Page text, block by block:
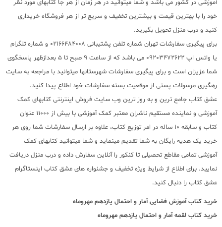
آموزشی در کشور می باشد و شما میتوانید در هر زمان از هر جا کتابهای مورد نظر
خود را با بهترین قیمت و بیشترین تخفیف و سریع تر از هر فروشگاه خریداری
کنید و درب منزل تحویل بگیرید.
برای پیگیری سفارشات تهران شماره تلفن پشتیبانی 02166484008 و شماره تلگرام
یا واتس اپ 09203472622 می باشد که از ساعت 9 صبح تا 5 بعدازظهر پاسخگوی
شما عزیزان است و برای پیگیری سفارشات شهرستانها میتوانید با مراجعه به سایت
رهگیری مرسولات پستی از موقعیت بسته سفارشات خود اطلاع پیدا کنید.
عشق کتاب جامع ترین و به روز ترین وب سایت فروش اینترنتی کتابهای کمک
آموزشی و نماینده مستقیم ناشران معتبر کمک آموزشی با بیش از 11000 عنوان
کتاب و سابقه 10 ساله در امر توزیع کتاب، علاوه بر ارسال سفارشات شما روی هر
خرید یک هدیه رایگان به شما تقدیم مینماید و شما میتوانید کتابهای کمک
آموزشی تمامی مقاطع تحصیلی تا کنکور را آنلاین سفارش داده و درب منزل دریافت
نمایید. برای اطلاع از شرایط ویژه تخفیف و جشنواره های عشق کتاب اینستاگرام
عشق کتاب را دنبال کنید.
خرید کتابآموزش فضایی آمار و احتمال یازدهم مهروماه
خرید کتاب لقمه آمار و احتمال یازدهم مهروماه